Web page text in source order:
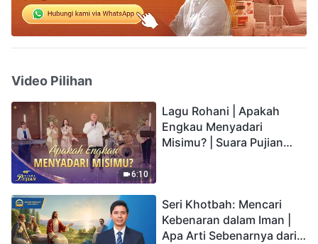
Video Pilihan
6:10
Lagu Rohani | Apakah
Engkau Menyadari
Misimu? | Suara Pujian
Seri Khotbah: Mencari
Kebenaran dalam Iman |
Apa Arti Sebenarnya dari